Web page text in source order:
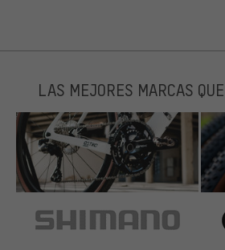
LAS MEJORES MARCAS